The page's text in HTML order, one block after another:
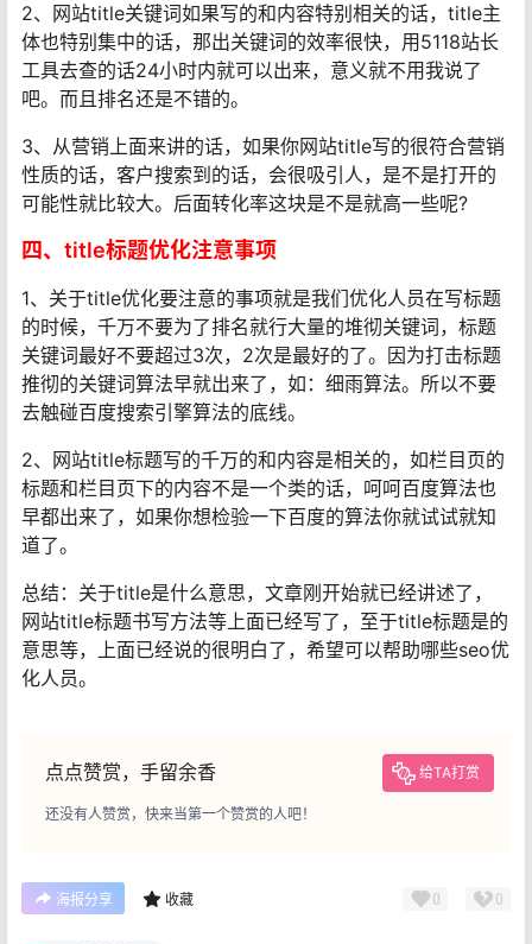
2、网站title关键词如果写的和内容特别相关的话，title主
体也特别集中的话，那出关键词的效率很快，用5118站长
工具去查的话24小时内就可以出来，意义就不用我说了
吧。而且排名还是不错的。
3、从营销上面来讲的话，如果你网站title写的很符合营销
性质的话，客户搜索到的话，会很吸引人，是不是打开的
可能性就比较大。后面转化率这块是不是就高一些呢?
四、title标题优化注意事项
1、关于title优化要注意的事项就是我们优化人员在写标题
的时候，千万不要为了排名就行大量的堆彻关键词，标题
关键词最好不要超过3次，2次是最好的了。因为打击标题
推彻的关键词算法早就出来了，如：细雨算法。所以不要
去触碰百度搜索引擎算法的底线。
2、网站title标题写的千万的和内容是相关的，如栏目页的
标题和栏目页下的内容不是一个类的话，呵呵百度算法也
早都出来了，如果你想检验一下百度的算法你就试试就知
道了。
总结：关于title是什么意思，文章刚开始就已经讲述了，
网站title标题书写方法等上面已经写了，至于title标题是的
意思等，上面已经说的很明白了，希望可以帮助哪些seo优
化人员。
点点赞赏，手留余香 给TA打赏
还没有人赞赏，快来当第一个赞赏的人吧！
海报分享 收藏 0 0